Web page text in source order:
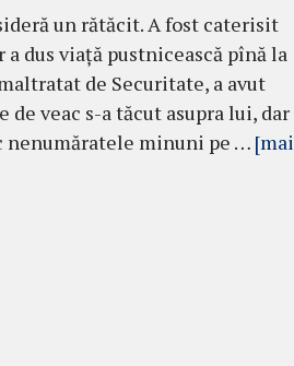
un rătăcit. A fost caterisit
dus viață pustnicească pînă la
de Securitate, a avut
veac s-a tăcut asupra lui, dar
minuni pe … [mai